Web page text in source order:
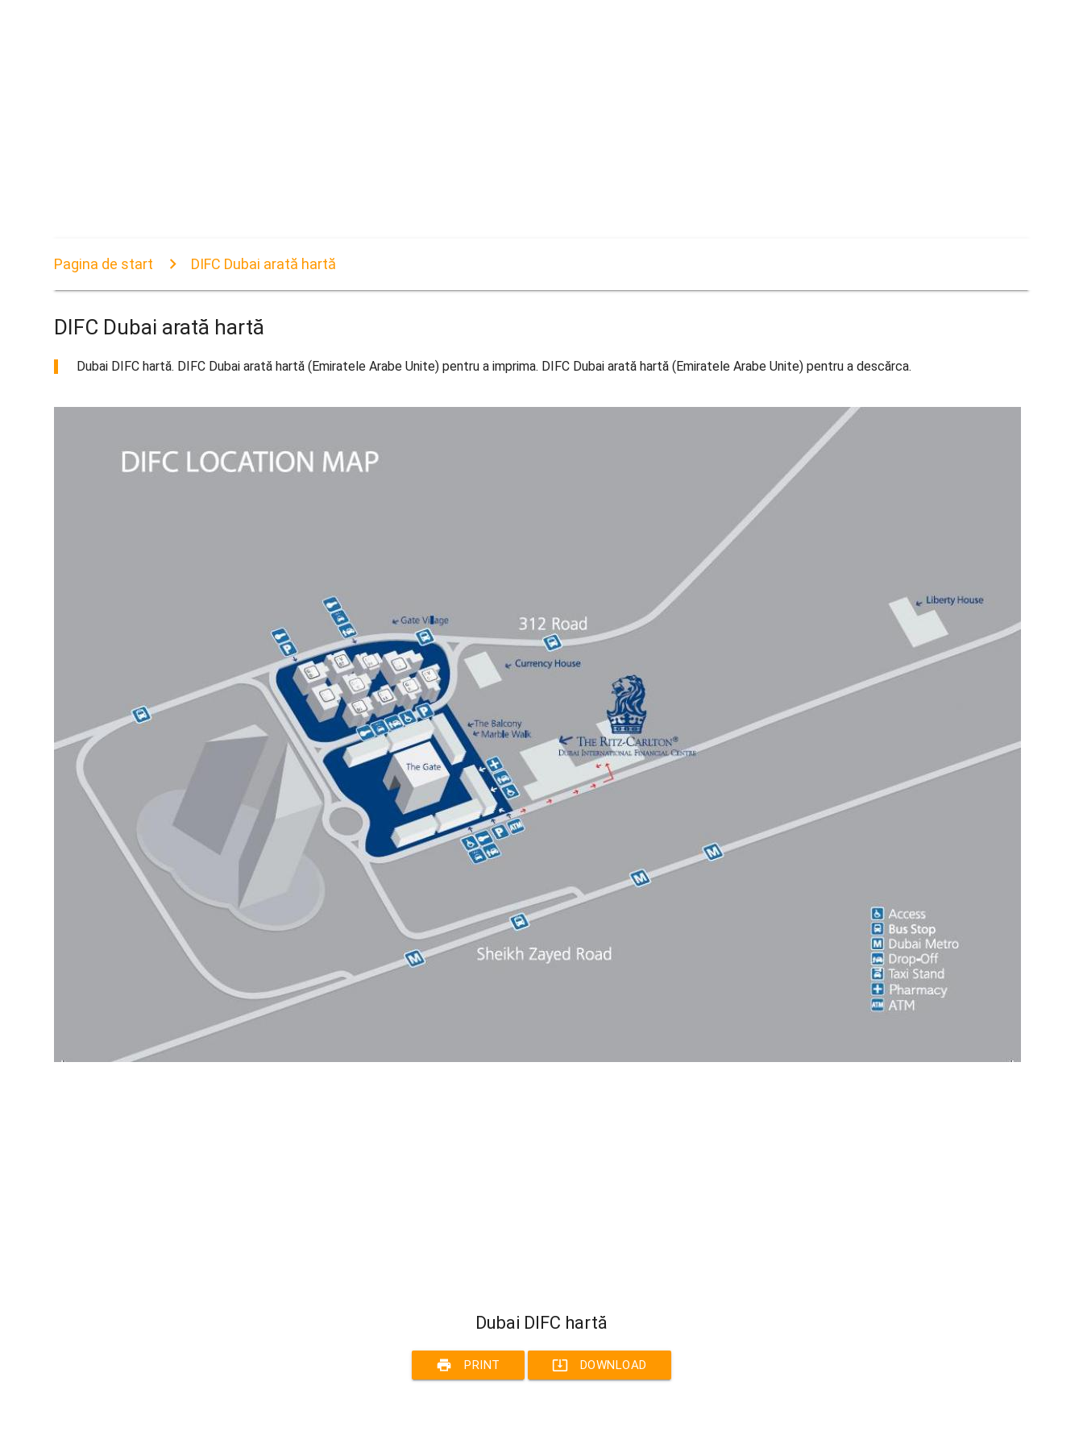
Pagina de start DIFC Dubai arată hartă
DIFC Dubai arată hartă
Dubai DIFC hartă. DIFC Dubai arată hartă (Emiratele Arabe Unite) pentru a imprima. DIFC Dubai arată hartă (Emiratele Arabe Unite) pentru a descărca.
Dubai DIFC hartă
print PRINT system_update_alt DOWNLOAD